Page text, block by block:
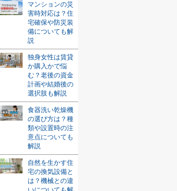
マンションの災
害時対応は？住
宅確保や防災装
備についても解
説
独身女性は賃貸
か購入かで悩
む？老後の資金
計画や結婚後の
選択肢も解説
食器洗い乾燥機
の選び方は？種
類や設置時の注
意点についても
解説
自然を生かす住
宅の換気設備と
は？機械との違